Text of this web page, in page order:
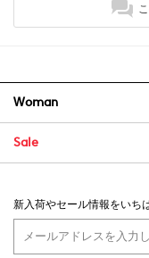
Woman
Sale
新入荷やセール情報をいち